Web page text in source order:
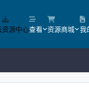
资源中心查看 资源商城 我